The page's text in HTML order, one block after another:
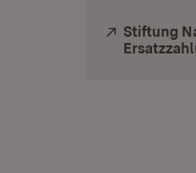
Extern:
Stiftung